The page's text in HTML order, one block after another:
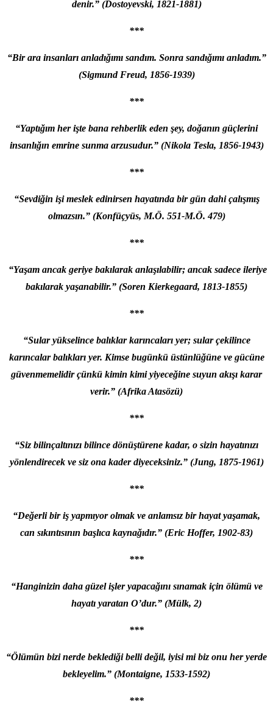
denir.” (Dostoyevski, 1821-1881)
***
“Bir ara insanları anladığımı sandım. Sonra sandığımı anladım.”
(Sigmund Freud, 1856-1939)
***
“Yaptığım her işte bana rehberlik eden şey, doğanın güçlerini
insanlığın emrine sunma arzusudur.” (Nikola Tesla, 1856-1943)
***
“Sevdiğin işi meslek edinirsen hayatında bir gün dahi çalışmış
olmazsın.” (Konfüçyüs, M.Ö. 551-M.Ö. 479)
***
“Yaşam ancak geriye bakılarak anlaşılabilir; ancak sadece ileriye
bakılarak yaşanabilir.” (Soren Kierkegaard, 1813-1855)
***
“Sular yükselince balıklar karıncaları yer; sular çekilince
karıncalar balıkları yer. Kimse bugünkü üstünlüğüne ve gücüne
güvenmemelidir çünkü kimin kimi yiyeceğine suyun akışı karar
verir.” (Afrika Atasözü)
***
“Siz bilinçaltınızı bilince dönüştürene kadar, o sizin hayatınızı
yönlendirecek ve siz ona kader diyeceksiniz.” (Jung, 1875-1961)
***
“Değerli bir iş yapmıyor olmak ve anlamsız bir hayat yaşamak,
can sıkıntısının başlıca kaynağıdır.” (Eric Hoffer, 1902-83)
***
“Hanginizin daha güzel işler yapacağını sınamak için ölümü ve
hayatı yaratan O’dur.” (Mülk, 2)
***
“Ölümün bizi nerde beklediği belli değil, iyisi mi biz onu her yerde
bekleyelim.” (Montaigne, 1533-1592)
***